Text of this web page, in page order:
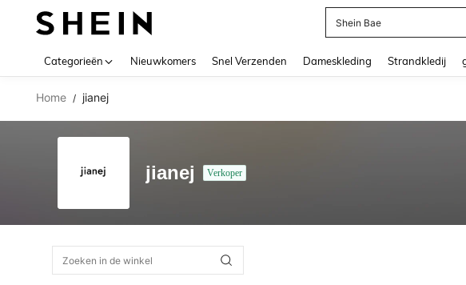
Shein Bae
Categorieën Nieuwkomers Snel Verzenden Dameskleding Strandkledij
Home / jianej
jianej Verkoper